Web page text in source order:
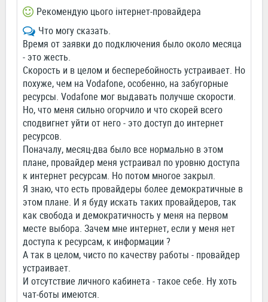
Рекомендую цього інтернет-провайдера
Что могу сказать.
Время от заявки до подключения было около месяца
- это жесть.
Скорость и в целом и бесперебойность устраивает. Но
похуже, чем на Vodafone, особенно, на забугорные
ресурсы. Vodafone мог выдавать получше скорости.
Но, что меня сильно огорчило и что скорей всего
сподвигнет уйти от него - это доступ до интернет
ресурсов.
Поначалу, месяц-два было все нормально в этом
плане, провайдер меня устраивал по уровню доступа
к интернет ресурсам. Но потом многое закрыл.
Я знаю, что есть провайдеры более демократичные в
этом плане. И я буду искать таких провайдеров, так
как свобода и демократичность у меня на первом
месте выбора. Зачем мне интернет, если у меня нет
доступа к ресурсам, к информации ?
А так в целом, чисто по качеству работы - провайдер
устраивает.
И отсутствие личного кабинета - такое себе. Ну хоть
чат-боты имеются.